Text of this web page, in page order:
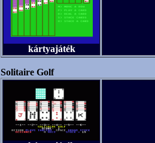
kártyajáték
Solitaire Golf